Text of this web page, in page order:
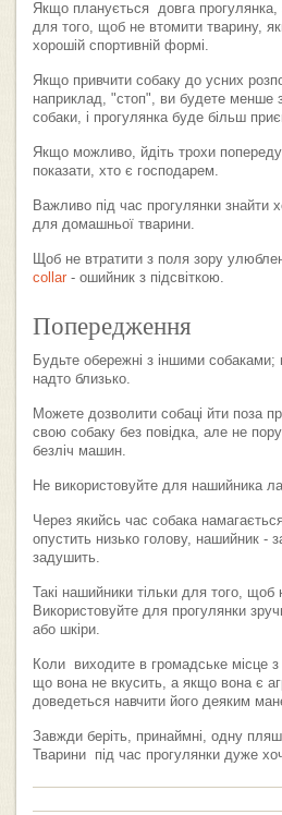
Якщо планується довга прогулянка,
для того, щоб не втомити тварину,
хорошій спортивній формі.
Якщо привчити собаку до усних
наприклад, "стоп", ви будете менше
собаки, і прогулянка буде більш
Якщо можливо, йдіть трохи
показати, хто є господарем.
Важливо під час прогулянки знайти
для домашньої тварини.
Щоб не втратити з поля зору
collar - ошийник з підсвіткою.
Попередження
Будьте обережні з іншими собаками;
надто близько.
Можете дозволити собаці йти поза
свою собаку без повідка, але не
безліч машин.
Не використовуйте для нашийника
Через якийсь час собака
опустить низько голову, нашийник -
задушить.
Такі нашийники тільки для того, щоб
Використовуйте для прогулянки
або шкіри.
Коли виходите в громадське місце
що вона не вкусить, а якщо вона є
доведеться навчити його деяким
Завжди беріть, принаймні, одну
Тварини під час прогулянки дуже